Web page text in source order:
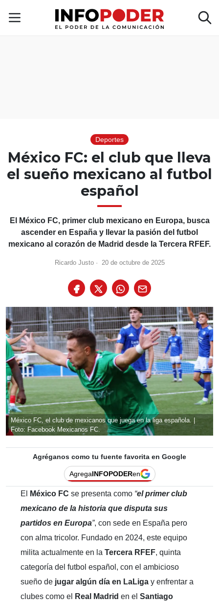
Deportes
México FC: el club que lleva
el sueño mexicano al futbol
español
El México FC, primer club mexicano en Europa, busca
ascender en España y llevar la pasión del futbol
mexicano al corazón de Madrid desde la Tercera RFEF.
Ricardo Justo· 20 de octubre de 2025
México FC, el club de mexicanos que juega en la liga española. |
Foto: Facebook Mexicanos FC.
Agréganos como tu fuente favorita en Google
AgregaINFOPODERen
El México FC se presenta como “el primer club
mexicano de la historia que disputa sus
partidos en Europa”, con sede en España pero
con alma tricolor. Fundado en 2024, este equipo
milita actualmente en la Tercera RFEF, quinta
categoría del futbol español, con el ambicioso
sueño de jugar algún día en LaLiga y enfrentar a
clubes como el
Real Madrid en el Santiago